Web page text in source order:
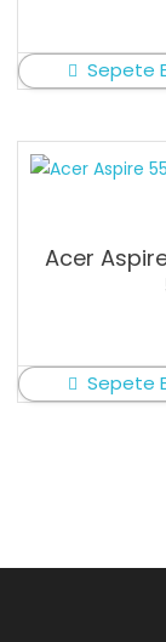
Sepete
Acer
Sepete